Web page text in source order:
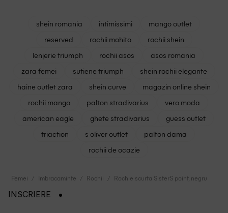
shein romania intimissimi
mango outlet
reserved
rochii mohito
rochii shein
lenjerie triumph
rochii asos
asos romania
zara femei
sutiene triumph
shein rochii elegante
haine outlet zara
shein curve
magazin online shein
rochii mango
palton stradivarius
vero moda
american eagle
ghete stradivarius
guess outlet
triaction
s oliver outlet
palton dama
rochii de ocazie
Femei Imbracaminte Rochii Rochie scurta SisterS point, negru
INSCRIERE